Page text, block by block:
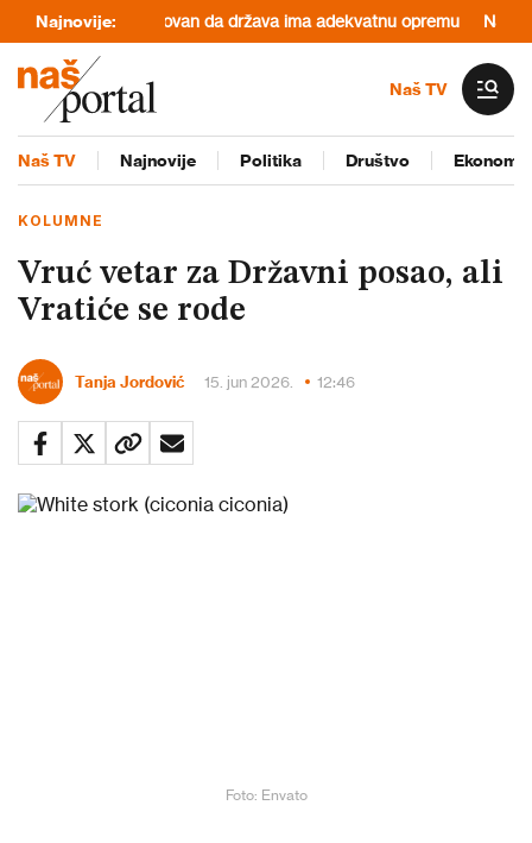
Najnovije:
bio lokalizovan da država ima adekvatnu opremu Najmanje
Naš TV
Naš TV Najnovije Politika Društvo
KOLUMNE
Vruć vetar za Državni posao, ali
Vratiće se rode
Tanja Jordović 15. jun 2026. 12:46
Foto: Envato